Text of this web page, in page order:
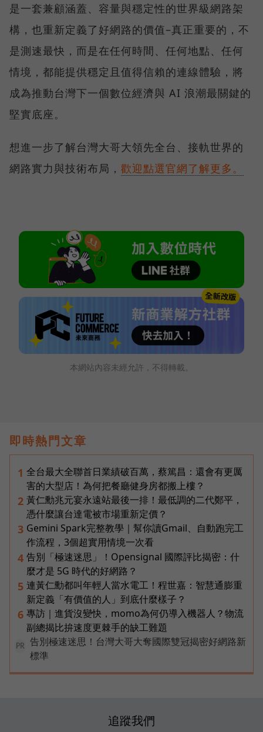
是一套兼顧涵蓋、容量與穩定性的世界級網路架
構，也重新定義了好網路的價值–真正重要的，不
是測速最快，而是在任何時間、任何地點、任何
情境，都能提供穩定且值得信賴的連線體驗，將
成為推動台灣下一個數位經濟與 AI 浪潮最關鍵的
堅實底座。
想進一步了解台灣大哥大領先全台、接軌世界的
網路實力與技術布局， 歡迎點選官網了解更多。
本網站內容未經允許，不得轉載。
即時熱門文章
1 全台最大全聯首日業績破百萬，蔡篤昌：還會有更厲
害的大型店！為何把餐廳健身房都搬上樓？
2 黃仁勳兆元宴永遠站最後一排！最低調的二代鄭平，
憑什麼讓台達電被市場重新定價？
3 Gemini Spark完整教學｜幫你讀Gmail、自動跑完工
作流程，3個超實用情境一次看
4 告別「極速迷思」！Opensignal 國際評比揭密：什
麼才是 5G 時代的好網路？
5 連黃仁勳都叫年輕人當水電工！程世嘉：智慧通膨重
新定義「有價值的人」到底什麼樣子？
6 專訪｜進貨沒變快，momo為何仍導入機器人？物流
副總揭比拚速度更棘手的缺工難題
PR
告別極速迷思！台灣大哥大奪國際雙冠揭密好網路新
標準
追蹤我們